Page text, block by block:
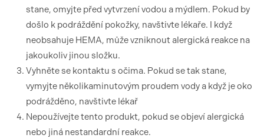
stane, omyjte před vytvrzení vodou a mýdlem. Pokud by
došlo k podráždění pokožky, navštivte lékaře. I když
neobsahuje HEMA, může vzniknout alergická reakce na
jakoukoliv jinou složku.
Vyhněte se kontaktu s očima. Pokud se tak stane,
vymyjte několikaminutovým proudem vody a když je oko
podrážděno, navštivte lékař
Nepoužívejte tento produkt, pokud se objeví alergická
nebo jiná nestandardní reakce.